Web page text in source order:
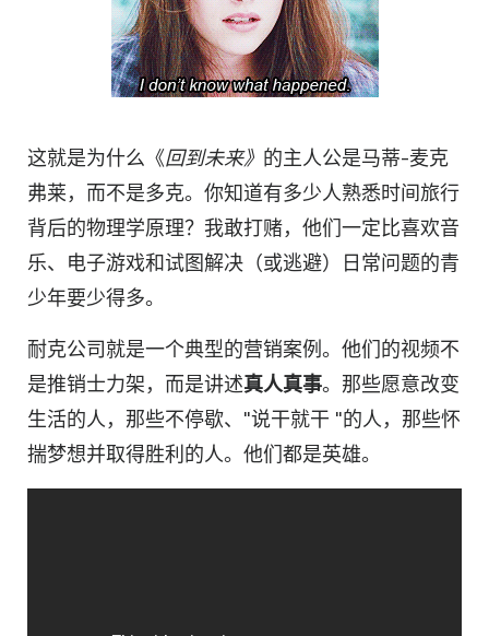
这就是为什么《回到未来》 的主人公是马蒂-麦克
弗莱，而不是多克。你知道有多少人熟悉时间旅行
背后的物理学原理？我敢打赌，他们一定比喜欢音
乐、电子游戏和试图解决（或逃避）日常问题的青
少年要少得多。
耐克公司就是一个典型的营销案例。他们的视频不
是推销士力架，而是讲述真人真事。那些愿意改变
生活的人，那些不停歇、"说干就干 "的人，那些怀
揣梦想并取得胜利的人。他们都是英雄。